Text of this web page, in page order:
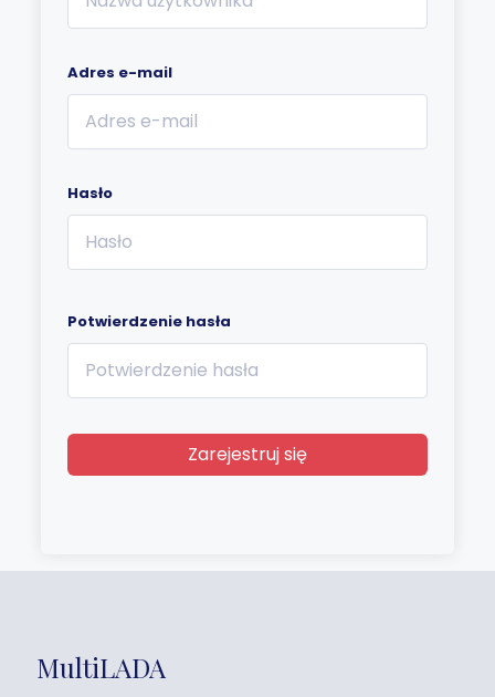
Adres e-mail
Hasło
Potwierdzenie hasła
Zarejestruj się
MultiLADA